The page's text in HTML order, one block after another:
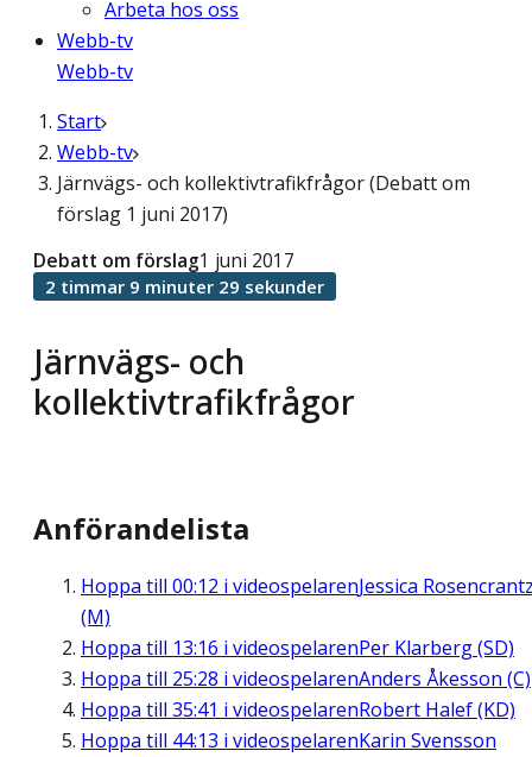
Arbeta hos oss
Webb-tv
Webb-tv
Start
Webb-tv
Järnvägs- och kollektivtrafikfrågor (Debatt om
förslag 1 juni 2017)
Järnvägs- och
kollektivtrafikfrågor
Debatt om förslag1 juni 2017
2 timmar 9 minuter 29 sekunder
Anförandelista
Hoppa till 00:12 i videospelarenJessica
(M)
Hoppa till 13:16 i videospelarenPer Klarberg (SD)
Hoppa till 25:28 i videospelarenAnders Åkesson (C)
Hoppa till 35:41 i videospelarenRobert Halef (KD)
Hoppa till 44:13 i videospelarenKarin Svensson